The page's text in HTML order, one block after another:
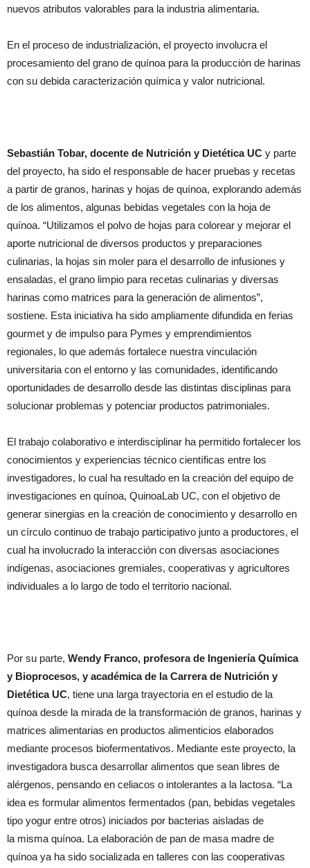
nuevos atributos valorables para la industria alimentaria.
En el proceso de industrialización, el proyecto involucra el
procesamiento del grano de quínoa para la producción de harinas
con su debida caracterización química y valor nutricional.
Sebastián Tobar, docente de Nutrición y Dietética UC y parte
del proyecto, ha sido el responsable de hacer pruebas y recetas
a partir de granos, harinas y hojas de quínoa, explorando además
de los alimentos, algunas bebidas vegetales con la hoja de
quínoa. “Utilizamos el polvo de hojas para colorear y mejorar el
aporte nutricional de diversos productos y preparaciones
culinarias, la hojas sin moler para el desarrollo de infusiones y
ensaladas, el grano limpio para recetas culinarias y diversas
harinas como matrices para la generación de alimentos”,
sostiene. Esta iniciativa ha sido ampliamente difundida en ferias
gourmet y de impulso para Pymes y emprendimientos
regionales, lo que además fortalece nuestra vinculación
universitaria con el entorno y las comunidades, identificando
oportunidades de desarrollo desde las distintas disciplinas para
solucionar problemas y potenciar productos patrimoniales.
El trabajo colaborativo e interdisciplinar ha permitido fortalecer los
conocimientos y experiencias técnico científicas entre los
investigadores, lo cual ha resultado en la creación del equipo de
investigaciones en quínoa, QuinoaLab UC, con el objetivo de
generar sinergias en la creación de conocimiento y desarrollo en
un círculo continuo de trabajo participativo junto a productores, el
cual ha involucrado la interacción con diversas asociaciones
indígenas, asociaciones gremiales, cooperativas y agricultores
individuales a lo largo de todo el territorio nacional.
Por su parte, Wendy Franco, profesora de Ingeniería Química
y Bioprocesos, y académica de la Carrera de Nutrición y
Dietética UC, tiene una larga trayectoria en el estudio de la
quínoa desde la mirada de la transformación de granos, harinas y
matrices alimentarias en productos alimenticios elaborados
mediante procesos biofermentativos. Mediante este proyecto, la
investigadora busca desarrollar alimentos que sean libres de
alérgenos, pensando en celiacos o intolerantes a la lactosa. “La
idea es formular alimentos fermentados (pan, bebidas vegetales
tipo yogur entre otros) iniciados por bacterias aisladas de
la misma quínoa. La elaboración de pan de masa madre de
quínoa ya ha sido socializada en talleres con las cooperativas